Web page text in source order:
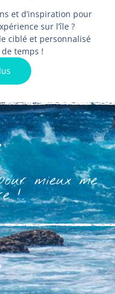
et d’inspiration pour
sur l’île ?
ciblé et personnalisé
temps !
mieux me
!